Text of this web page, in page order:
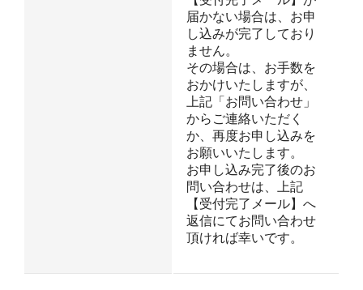
届かない場合は、お申
し込みが完了しており
ません。
その場合は、お手数を
おかけいたしますが、
上記「お問い合わせ」
からご連絡いただく
か、再度お申し込みを
お願いいたします。
お申し込み完了後のお
問い合わせは、上記
【受付完了メール】へ
返信にてお問い合わせ
頂ければ幸いです。